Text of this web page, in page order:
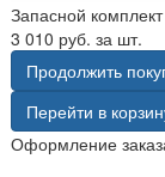
Запасной
3 010 руб. за шт.
Продолжить
Перейти в
Оформление